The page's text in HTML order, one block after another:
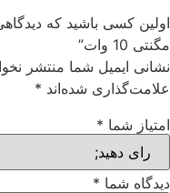
اولین کسی باشید که
مگنتی 10 وات”
نشانی ایمیل شما منتشر
علامت‌گذاری شده‌اند *
امتیاز شما *
دیدگاه شما *